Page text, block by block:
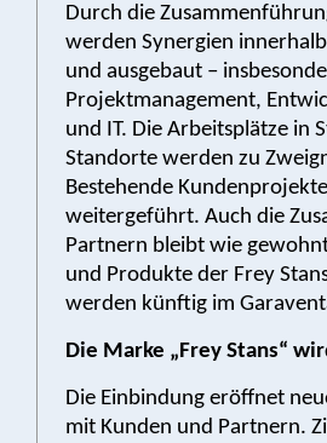
Durch die
werden Synergien
und ausgebaut –
Projektmanagement,
und IT. Die Arbeitsplätze in
Standorte werden zu
Bestehende
weitergeführt. Auch die
Partnern bleibt wie
und Produkte der Frey
werden künftig im
Die Marke „Frey Stans“
Die Einbindung eröffnet
mit Kunden und Partnern.